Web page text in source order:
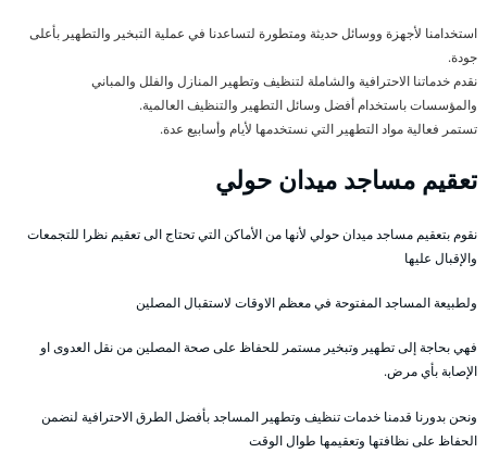
استخدامنا لأجهزة ووسائل حديثة ومتطورة لتساعدنا في عملية التبخير والتطهير بأعلى
جودة.
نقدم خدماتنا الاحترافية والشاملة لتنظيف وتطهير المنازل والفلل والمباني
والمؤسسات باستخدام أفضل وسائل التطهير والتنظيف العالمية.
تستمر فعالية مواد التطهير التي نستخدمها لأيام وأسابيع عدة.
تعقيم مساجد ميدان حولي
نقوم بتعقيم مساجد ميدان حولي لأنها من الأماكن التي تحتاج الى تعقيم نظرا للتجمعات
والإقبال عليها
ولطبيعة المساجد المفتوحة في معظم الاوقات لاستقبال المصلين
فهي بحاجة إلى تطهير وتبخير مستمر للحفاظ على صحة المصلين من نقل العدوى او
الإصابة بأي مرض.
ونحن بدورنا قدمنا خدمات تنظيف وتطهير المساجد بأفضل الطرق الاحترافية لنضمن
الحفاظ على نظافتها وتعقيمها طوال الوقت